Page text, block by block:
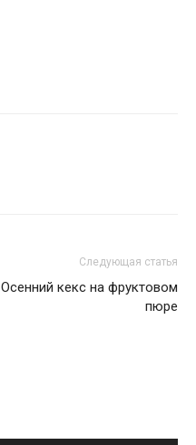
Следующая статья
Осенний кекс на фруктовом
пюре